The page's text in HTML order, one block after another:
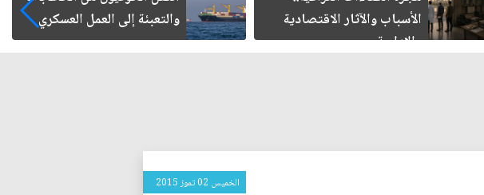
الأسباب والآثار الاقتصادية
والإدارية
والتعبئة إلى العمل العسكري
الخميس 02 تموز 2015